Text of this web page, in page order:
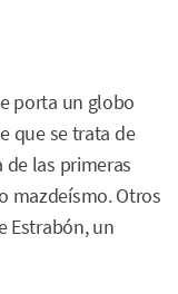
porta un globo
que se trata de
las primeras
mazdeísmo. Otros
Estrabón, un